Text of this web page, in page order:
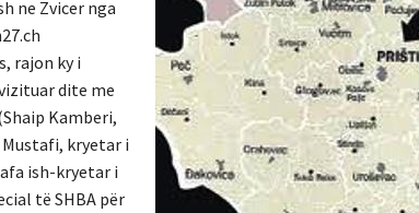
ne Zvicer nga
rajon ky i
dite me
Kamberi,
kryetar i
ish-kryetar i
të SHBA për